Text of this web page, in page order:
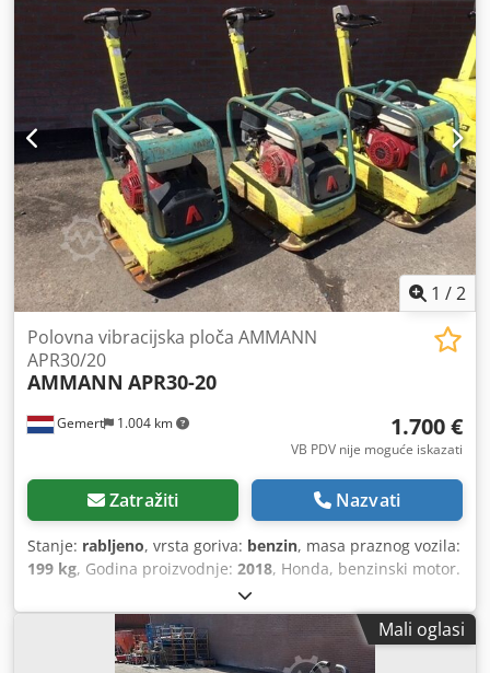
1 /2
Gemert 1.004 km
Polovna vibracijska ploča AMMANN
APR30/20
AMMANN APR30-20
1.700 €
VB PDV nije moguće iskazati
Zatražiti Nazvati
Stanje: rabljeno, vrsta goriva: benzin, masa praznog vozila:
199 kg, Godina proizvodnje: 2018, Honda, benzinski motor.
Ručni start. Težina: 199 kg Snaga udarca: 30 kN Širina
ploče: 50 cm Kretanje naprijed/natrag Cijena: 1.700 € (bez
PDV-a) Na lageru imamo više komada! Dcodpfxoxw H Hvo
Mali oglasi